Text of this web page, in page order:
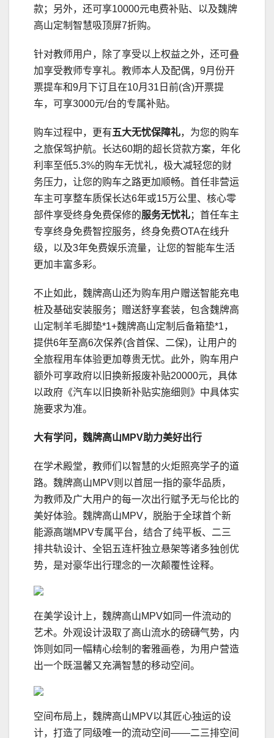
款；另外，还可享10000元电费补贴、以及魏牌
高山定制智慧吸顶屏7折购。
针对教师用户，除了享受以上权益之外，还可叠
加享受教师专享礼。教师本人及配偶，9月份开
票提车和9月下订且在10月31日前(含)开票提
车，可享3000元/台的专属补贴。
购车过程中，更有五大无忧保障礼，为您的购车
之旅保驾护航。长达60期的超长贷款方案，年化
利率至低5.3%的购车无忧礼，极大减轻您的财
务压力，让您的购车之路更加顺畅。首任非营运
车主可享整车质保长达6年或15万公里、核心零
部件享受终身免费保修的服务无忧礼；首任车主
专享终身免费智控服务，终身免费OTA在线升
级，以及3年免费娱乐流量，让您的智能车生活
更加丰富多彩。
不止如此，魏牌高山还为购车用户赠送智能充电
桩及基础安装服务；赠送舒享套装，包含魏牌高
山定制羊毛脚垫*1+魏牌高山定制后备箱垫*1，
提供6年至高6次保养(含首保、二保)，让用户的
全旅程用车体验更加尊贵无忧。此外，购车用户
额外可享政府以旧换新报废补贴20000元，具体
以政府《汽车以旧换新补贴实施细则》中具体实
施要求为准。
大有学问 ， 魏牌高山 MPV助力美好出行
在学术殿堂，教师们以智慧的火炬照亮学子的道
路。魏牌高山MPV则以首屈一指的豪华品质，
为教师及广大用户的每一次出行赋予无与伦比的
美好体验。魏牌高山MPV，脱胎于全球首个新
能源高端MPV专属平台，结合了纯平板、二三
排共轨设计、全铝五连杆独立悬架等诸多独创优
势，是对豪华出行理念的一次颠覆性诠释。
在美学设计上，魏牌高山MPV如同一件流动的
艺术。外观设计汲取了高山流水的磅礴气势，内
饰则如同一幅精心绘制的奢雅画卷，为用户营造
出一个既温馨又充满智慧的移动空间。
空间布局上，魏牌高山MPV以其匠心独运的设
计，打造了同级唯一的流动空间——二三排空间